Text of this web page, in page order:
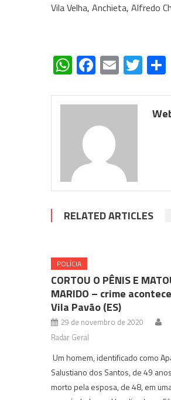
Vila Velha, Anchieta, Alfredo
WhatsApp
Facebook
Email
RELATED ARTICLES
POLÍCIA
CORTOU O PÊNIS E
MARIDO – crime
Vila Pavão (ES)
29 de novembro de 2020
Radar Geral
Um homem, identificado como
Salustiano dos Santos, de 49
morto pela esposa, de 48, em